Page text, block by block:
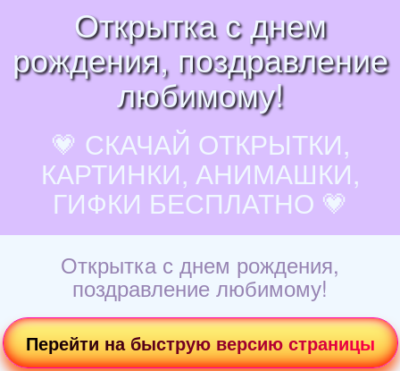
Открытка с днем
рождения, поздравление
любимому!
💗 СКАЧАЙ ОТКРЫТКИ,
КАРТИНКИ, АНИМАШКИ,
ГИФКИ БЕСПЛАТНО 💗
Открытка с днем рождения,
поздравление любимому!
Перейти на быструю версию страницы